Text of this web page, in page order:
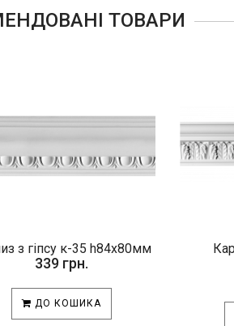
ТОВАРИ
з гіпсу к-35 h84х80мм
339 грн.
ДО КОШИКА